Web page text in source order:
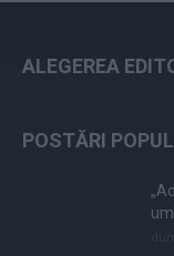
ALEGEREA
POSTĂRI